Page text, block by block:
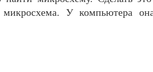
микросхема. У компьютера